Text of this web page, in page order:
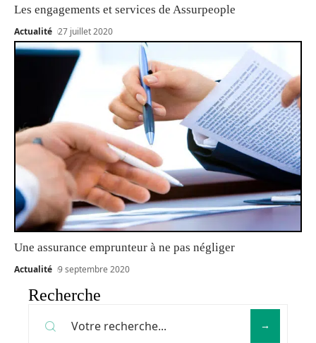
Les engagements et services de Assurpeople
Actualité 27 juillet 2020
Une assurance emprunteur à ne pas négliger
Actualité 9 septembre 2020
Recherche